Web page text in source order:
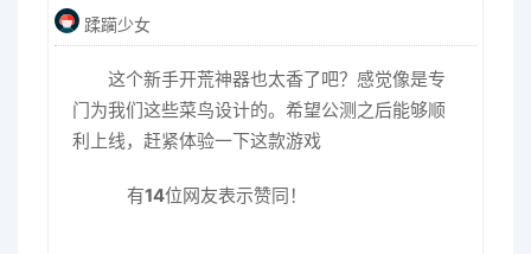
蹂躏少女
这个新手开荒神器也太香了吧？感觉像是专
门为我们这些菜鸟设计的。希望公测之后能够顺
利上线，赶紧体验一下这款游戏
有14位网友表示赞同！